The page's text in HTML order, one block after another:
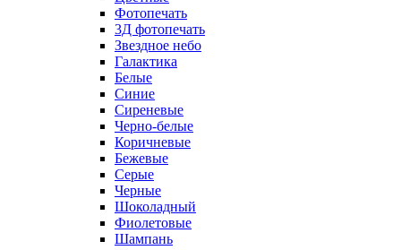
Фотопечать
3Д фотопечать
Звездное небо
Галактика
Белые
Синие
Сиреневые
Черно-белые
Коричневые
Бежевые
Серые
Черные
Шоколадный
Фиолетовые
Шампань